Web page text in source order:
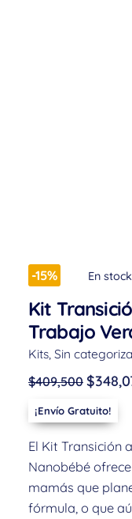
-15% En stock
Kit
Trabajo
Kits Sin
$409,500 $
¡Envío Gratuito!
El Kit Transición
Nanobébé
mamás que
fórmula, o que